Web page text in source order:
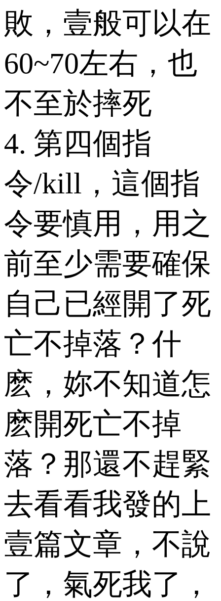
敗，壹般可以在
60~70左右，也
不至於摔死
4. 第四個指
令/kill，這個指
令要慎用，用之
前至少需要確保
自己已經開了死
亡不掉落？什
麽，妳不知道怎
麽開死亡不掉
落？那還不趕緊
去看看我發的上
壹篇文章，不說
了，氣死我了，